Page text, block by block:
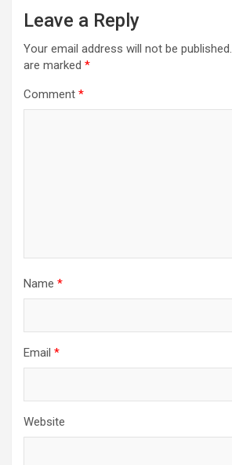
Leave a Reply
Your email address will not be published.
are marked *
Comment *
Name *
Email *
Website